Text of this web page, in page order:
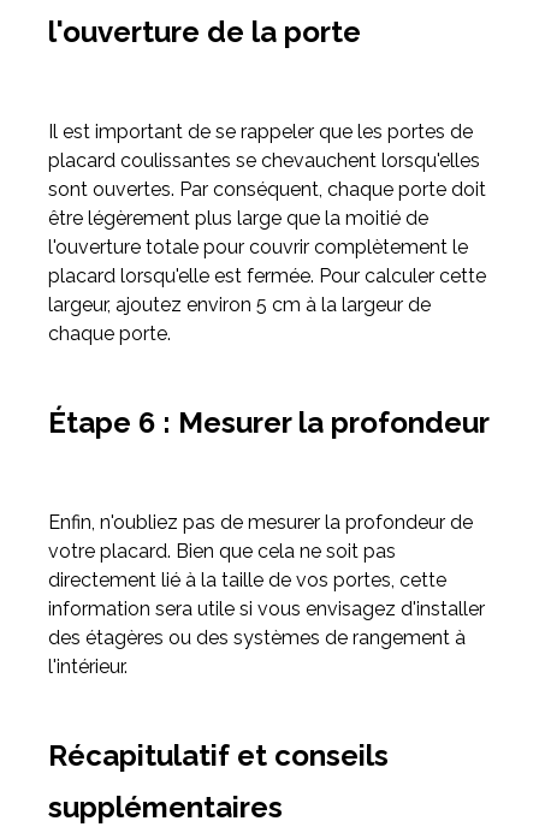
l'ouverture de la porte
Il est important de se rappeler que les portes de
placard coulissantes se chevauchent lorsqu'elles
sont ouvertes. Par conséquent, chaque porte doit
être légèrement plus large que la moitié de
l'ouverture totale pour couvrir complètement le
placard lorsqu'elle est fermée. Pour calculer cette
largeur, ajoutez environ 5 cm à la largeur de
chaque porte.
Étape 6 : Mesurer la profondeur
Enfin, n'oubliez pas de mesurer la profondeur de
votre placard. Bien que cela ne soit pas
directement lié à la taille de vos portes, cette
information sera utile si vous envisagez d'installer
des étagères ou des systèmes de rangement à
l'intérieur.
Récapitulatif et conseils
supplémentaires